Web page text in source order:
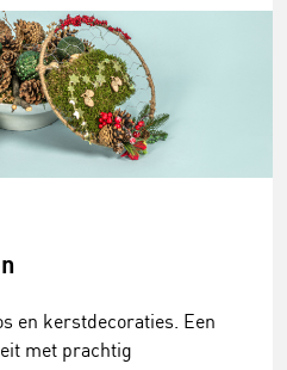
en kerstdecoraties. Een
met prachtig